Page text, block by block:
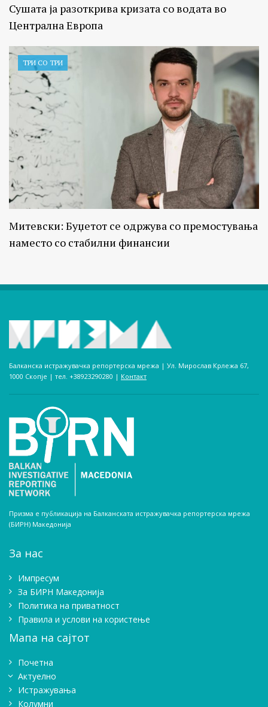
Сушата ја разоткрива кризата со водата во
Централна Европа
ТРИ СО ТРИ
Митевски: Буџетот се одржува со премостувања
наместо со стабилни финансии
Балканска истражувачка репортерска мрежа | Ул. Мирослав Крлежа 67,
1000 Скопје | тел. +38923290280­ | Контакт
Призма е публикација на Балканската истражувачка репортерска мрежа
(БИРН) Македонија
За нас
Импресум
Зa БИРН Македонија
Политика на приватност
Правила и услови на користење
Мапа на сајтот
Почетна
Актуелно
Истражувањa
Колумни